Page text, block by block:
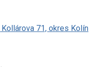
71, okres Kolín